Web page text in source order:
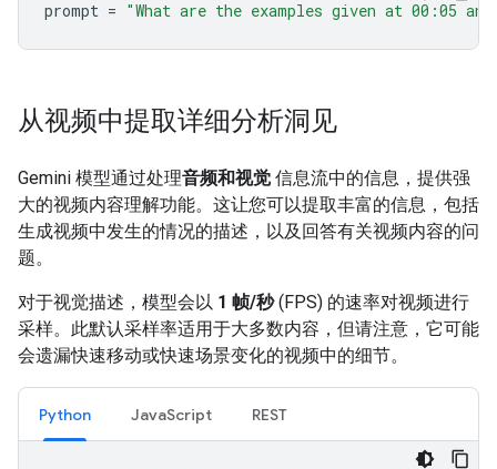
prompt = "What are the examples given at 00:05
从视频中提取详细分析洞见
Gemini 模型通过处理音频和视觉 信息流中的信息，提供强
大的视频内容理解功能。这让您可以提取丰富的信息，包括
生成视频中发生的情况的描述，以及回答有关视频内容的问
题。
对于视觉描述，模型会以 1 帧/秒(FPS) 的速率对视频进行
采样。此默认采样率适用于大多数内容，但请注意，它可能
会遗漏快速移动或快速场景变化的视频中的细节。
Python JavaScript REST